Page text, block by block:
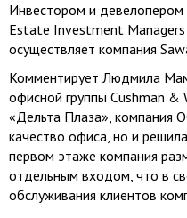
Инвестором и девелопером
Estate Investment Managers
осуществляет компания
Комментирует Людмила
офисной группы Cushman
«Дельта Плаза», компания
качество офиса, но и
первом этаже компания
отдельным входом, что в
обслуживания клиентов